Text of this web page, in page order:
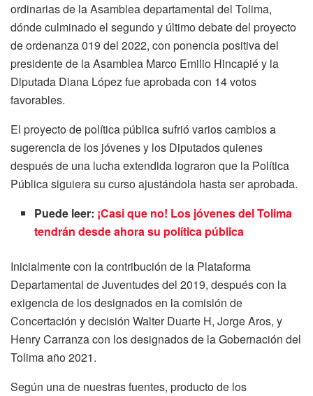
ordinarias de la Asamblea departamental del Tolima,
dónde culminado el segundo y último debate del proyecto
de ordenanza 019 del 2022, con ponencia positiva del
presidente de la Asamblea Marco Emilio Hincapié y la
Diputada Diana López fue aprobada con 14 votos
favorables.
El proyecto de política pública sufrió varios cambios a
sugerencia de los jóvenes y los Diputados quienes
después de una lucha extendida lograron que la Política
Pública siguiera su curso ajustándola hasta ser aprobada.
Puede leer: ¡Casi que no! Los jóvenes del Tolima
tendrán desde ahora su política pública
Inicialmente con la contribución de la Plataforma
Departamental de Juventudes del 2019, después con la
exigencia de los designados en la comisión de
Concertación y decisión Walter Duarte H, Jorge Aros, y
Henry Carranza con los designados de la Gobernación del
Tolima año 2021.
Según una de nuestras fuentes, producto de los